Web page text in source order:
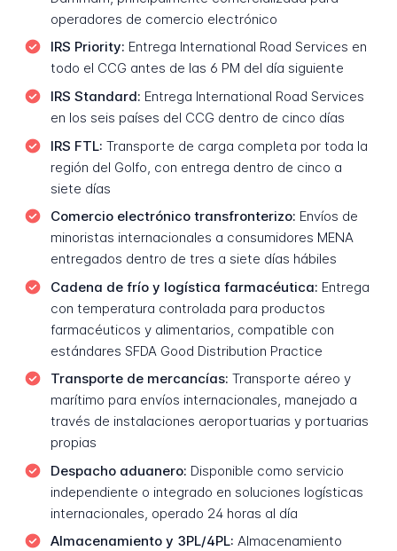
operadores de comercio electrónico
IRS Priority: Entrega International Road Services en
todo el CCG antes de las 6 PM del día siguiente
IRS Standard: Entrega International Road Services
en los seis países del CCG dentro de cinco días
IRS FTL: Transporte de carga completa por toda la
región del Golfo, con entrega dentro de cinco a
siete días
Comercio electrónico transfronterizo: Envíos de
minoristas internacionales a consumidores MENA
entregados dentro de tres a siete días hábiles
Cadena de frío y logística farmacéutica: Entrega
con temperatura controlada para productos
farmacéuticos y alimentarios, compatible con
estándares SFDA Good Distribution Practice
Transporte de mercancías: Transporte aéreo y
marítimo para envíos internacionales, manejado a
través de instalaciones aeroportuarias y portuarias
propias
Despacho aduanero: Disponible como servicio
independiente o integrado en soluciones logísticas
internacionales, operado 24 horas al día
Almacenamiento y 3PL/4PL: Almacenamiento